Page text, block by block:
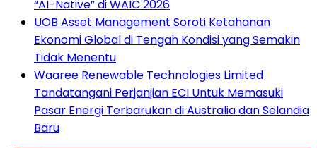
“AI-Native” di WAIC 2026
UOB Asset Management Soroti Ketahanan
Ekonomi Global di Tengah Kondisi yang Semakin
Tidak Menentu
Waaree Renewable Technologies Limited
Tandatangani Perjanjian ECI Untuk Memasuki
Pasar Energi Terbarukan di Australia dan Selandia
Baru